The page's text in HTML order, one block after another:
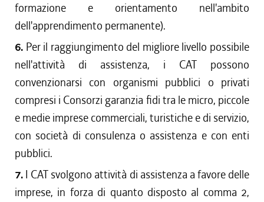
formazione e orientamento nell'ambito
dell'apprendimento permanente).
6. Per il raggiungimento del migliore livello possibile
nell'attività di assistenza, i CAT possono
convenzionarsi con organismi pubblici o privati
compresi i Consorzi garanzia fidi tra le micro, piccole
e medie imprese commerciali, turistiche e di servizio,
con società di consulenza o assistenza e con enti
pubblici.
7. I CAT svolgono attività di assistenza a favore delle
imprese, in forza di quanto disposto al comma 2,